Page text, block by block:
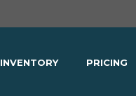
INVENTORY PRICING